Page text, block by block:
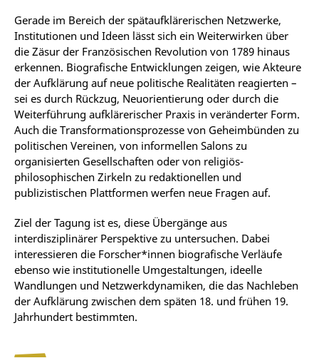
Gerade im Bereich der spätaufklärerischen Netzwerke,
Institutionen und Ideen lässt sich ein Weiterwirken über
die Zäsur der Französischen Revolution von 1789 hinaus
erkennen. Biografische Entwicklungen zeigen, wie Akteure
der Aufklärung auf neue politische Realitäten reagierten –
sei es durch Rückzug, Neuorientierung oder durch die
Weiterführung aufklärerischer Praxis in veränderter Form.
Auch die Transformationsprozesse von Geheimbünden zu
politischen Vereinen, von informellen Salons zu
organisierten Gesellschaften oder von religiös-
philosophischen Zirkeln zu redaktionellen und
publizistischen Plattformen werfen neue Fragen auf.
Ziel der Tagung ist es, diese Übergänge aus
interdisziplinärer Perspektive zu untersuchen. Dabei
interessieren die Forscher*innen biografische Verläufe
ebenso wie institutionelle Umgestaltungen, ideelle
Wandlungen und Netzwerkdynamiken, die das Nachleben
der Aufklärung zwischen dem späten 18. und frühen 19.
Jahrhundert bestimmten.